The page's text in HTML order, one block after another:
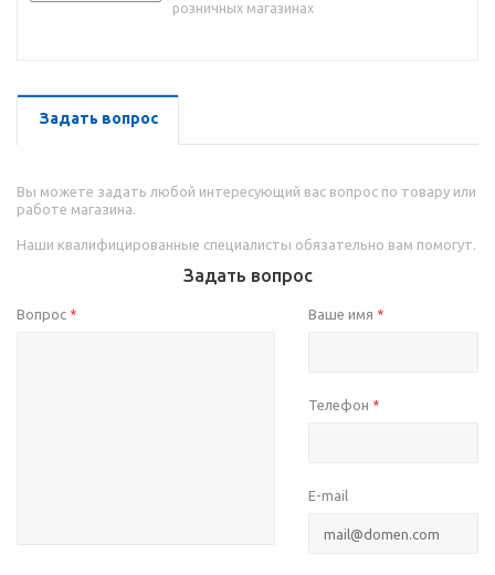
розничных магазинах
Задать вопрос
Вы можете задать любой интересующий вас вопрос по товару или
работе магазина.
Наши квалифицированные специалисты обязательно вам помогут.
Задать вопрос
Вопрос * Ваше имя *
Телефон *
E-mail